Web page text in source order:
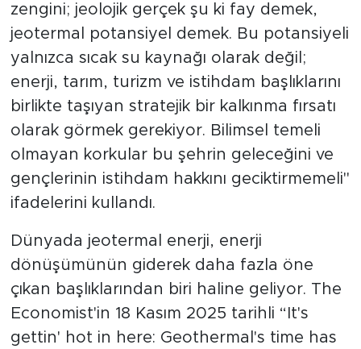
zengini; jeolojik gerçek şu ki fay demek,
jeotermal potansiyel demek. Bu potansiyeli
yalnızca sıcak su kaynağı olarak değil;
enerji, tarım, turizm ve istihdam başlıklarını
birlikte taşıyan stratejik bir kalkınma fırsatı
olarak görmek gerekiyor. Bilimsel temeli
olmayan korkular bu şehrin geleceğini ve
gençlerinin istihdam hakkını geciktirmemeli"
ifadelerini kullandı.
Dünyada jeotermal enerji, enerji
dönüşümünün giderek daha fazla öne
çıkan başlıklarından biri haline geliyor. The
Economist'in 18 Kasım 2025 tarihli “It's
gettin' hot in here: Geothermal's time has